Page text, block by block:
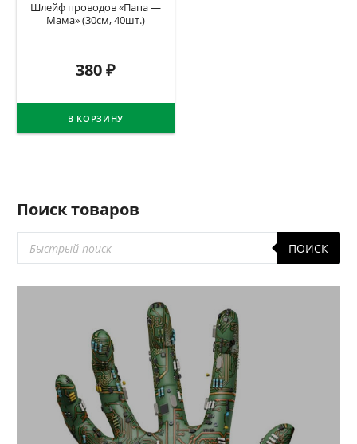
Шлейф проводов «Папа —
Мама» (30см, 40шт.)
380₽
В КОРЗИНУ
Поиск товаров
товаров
ПОИСК